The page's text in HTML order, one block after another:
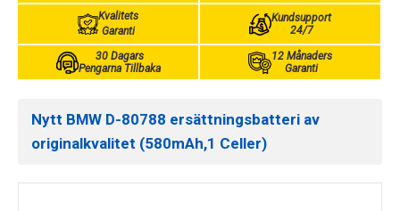
Kvalitets
Garanti
Kundsupport
24/7
30 Dagars
Pengarna Tillbaka
12 Månaders
Garanti
Nytt BMW D-80788 ersättningsbatteri av
originalkvalitet (580mAh,1 Celler)